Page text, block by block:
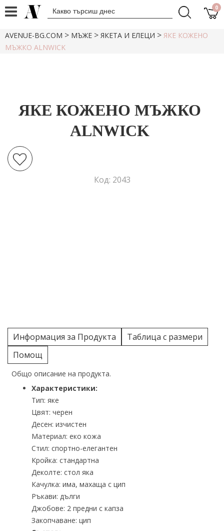
0
AVENUE-BG.COM > МЪЖЕ > ЯКЕТА И ЕЛЕЦИ > ЯКЕ КОЖЕНО
МЪЖКО ALNWICK
ЯКЕ КОЖЕНО МЪЖКО
ALNWICK
Код: 2043
Информация за Продукта
Таблица с размери
Помощ
Общо описание на продукта.
Характеристики:
Тип: яке
Цвят: черен
Десен: изчистен
Материал: еко кожа
Стил: спортно-елегантен
Кройка: стандартна
Деколте: стол яка
Качулка: има, махаща с цип
Ръкави: дълги
Джобове: 2 предни с капза
Закопчаване: цип